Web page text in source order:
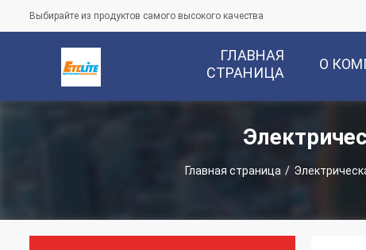
Выбирайте из продуктов самого высокого качества
ГЛАВНАЯ
СТРАНИЦА
О
Главная страница /